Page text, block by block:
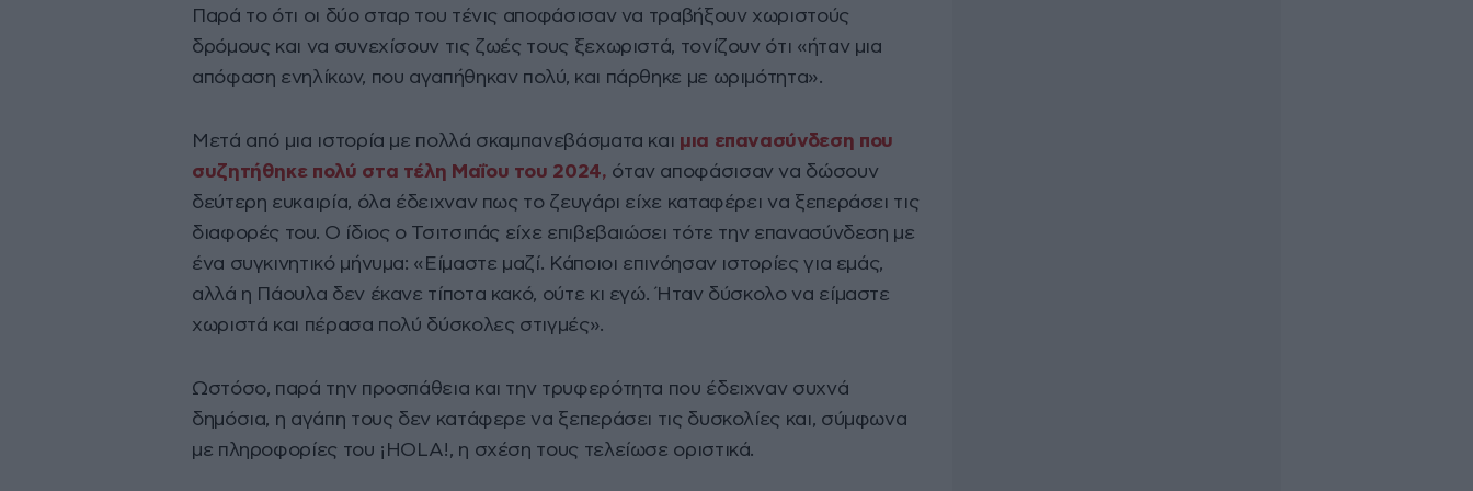
Παρά το ότι οι δύο σταρ του τένις αποφάσισαν να τραβήξουν χωριστούς
δρόμους και να συνεχίσουν τις ζωές τους ξεχωριστά, τονίζουν ότι «ήταν μια
απόφαση ενηλίκων, που αγαπήθηκαν πολύ, και πάρθηκε με ωριμότητα».
Μετά από μια ιστορία με πολλά σκαμπανεβάσματα και μια επανασύνδεση που
συζητήθηκε πολύ στα τέλη Μαΐου του 2024, όταν αποφάσισαν να δώσουν
δεύτερη ευκαιρία, όλα έδειχναν πως το ζευγάρι είχε καταφέρει να ξεπεράσει τις
διαφορές του. Ο ίδιος ο Τσιτσιπάς είχε επιβεβαιώσει τότε την επανασύνδεση με
ένα συγκινητικό μήνυμα: «Είμαστε μαζί. Κάποιοι επινόησαν ιστορίες για εμάς,
αλλά η Πάουλα δεν έκανε τίποτα κακό, ούτε κι εγώ. Ήταν δύσκολο να είμαστε
χωριστά και πέρασα πολύ δύσκολες στιγμές».
Ωστόσο, παρά την προσπάθεια και την τρυφερότητα που έδειχναν συχνά
δημόσια, η αγάπη τους δεν κατάφερε να ξεπεράσει τις δυσκολίες και, σύμφωνα
με πληροφορίες του ¡HOLA!, η σχέση τους τελείωσε οριστικά.